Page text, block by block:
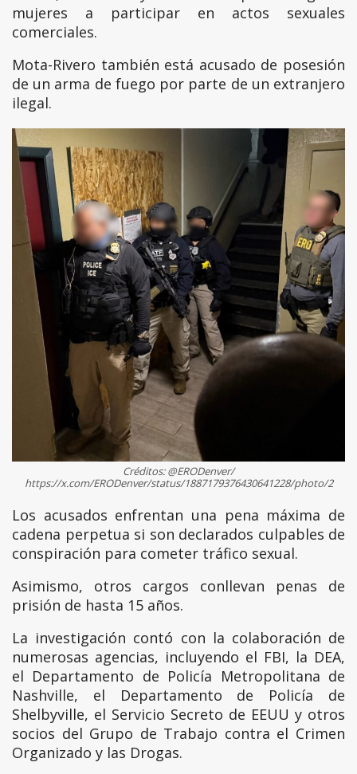
mujeres a participar en actos sexuales
comerciales.
Mota-Rivero también está acusado de posesión
de un arma de fuego por parte de un extranjero
ilegal.
Créditos: @ERODenver/
https://x.com/ERODenver/status/1887179376430641228/photo/2
Los acusados enfrentan una pena máxima de
cadena perpetua si son declarados culpables de
conspiración para cometer tráfico sexual.
Asimismo, otros cargos conllevan penas de
prisión de hasta 15 años.
La investigación contó con la colaboración de
numerosas agencias, incluyendo el FBI, la DEA,
el Departamento de Policía Metropolitana de
Nashville, el Departamento de Policía de
Shelbyville, el Servicio Secreto de EEUU y otros
socios del Grupo de Trabajo contra el Crimen
Organizado y las Drogas.